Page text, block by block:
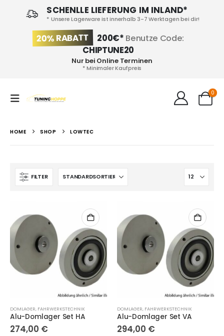
SCHENLLE LIEFERUNG IM INLAND*
* Unsere Lagerware ist innerhalb 3-7 Werktagen bei dir!
20% RABATT 200€* Benutze Code:
CHIPTUNE20
Nur bei Online Terminen
* Minimaler Kaufpreis
0
HOME SHOP LOWTEC
FILTER
DOMLAGER, FAHRWERKSTECHNIK
Alu-Domlager Set HA
274,00 €
DOMLAGER, FAHRWERKSTECHNIK
Alu-Domlager Set VA
294,00 €